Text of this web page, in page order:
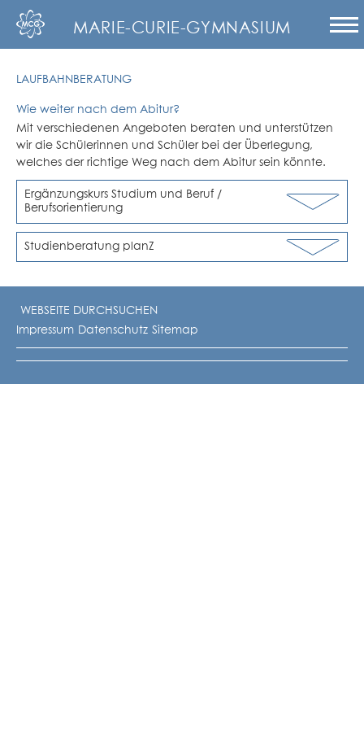
MARIE-CURIE-GYMNASIUM
LAUFBAHNBERATUNG
Wie weiter nach dem Abitur?
Mit verschiedenen Angeboten beraten und unterstützen
wir die Schülerinnen und Schüler bei der Überlegung,
welches der richtige Weg nach dem Abitur sein könnte.
Ergänzungskurs Studium und Beruf /
Berufsorientierung
Studienberatung planZ
Impressum Datenschutz Sitemap